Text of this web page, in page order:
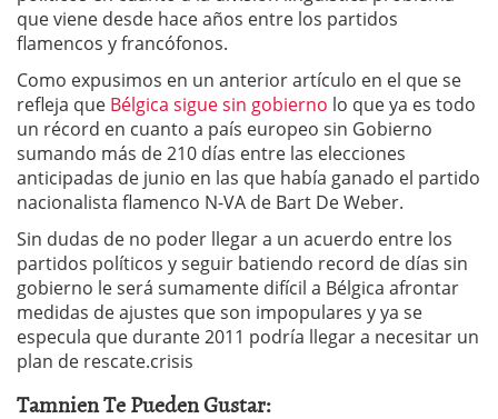
que viene desde hace años entre los partidos
flamencos y francófonos.
Como expusimos en un anterior artículo en el que se
refleja que Bélgica sigue sin gobierno lo que ya es todo
un récord en cuanto a país europeo sin Gobierno
sumando más de 210 días entre las elecciones
anticipadas de junio en las que había ganado el partido
nacionalista flamenco N-VA de Bart De Weber.
Sin dudas de no poder llegar a un acuerdo entre los
partidos políticos y seguir batiendo record de días sin
gobierno le será sumamente difícil a Bélgica afrontar
medidas de ajustes que son impopulares y ya se
especula que durante 2011 podría llegar a necesitar un
plan de rescate.crisis
Tamnien Te Pueden Gustar: